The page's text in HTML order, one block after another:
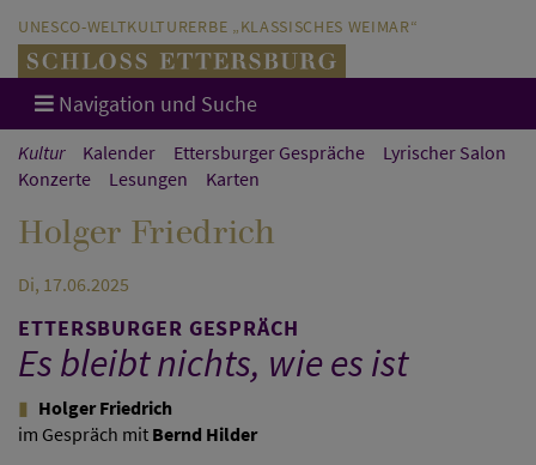
UNESCO-WELTKULTURERBE „KLASSISCHES WEIMAR“
Navigation und Suche
Kultur Kalender Ettersburger Gespräche
Lyrischer Salon
Konzerte
Lesungen Karten
Holger Friedrich
Di, 17.06.2025
ETTERSBURGER GESPRÄCH
Es bleibt nichts, wie es ist
Holger Friedrich
im Gespräch mit Bernd Hilder